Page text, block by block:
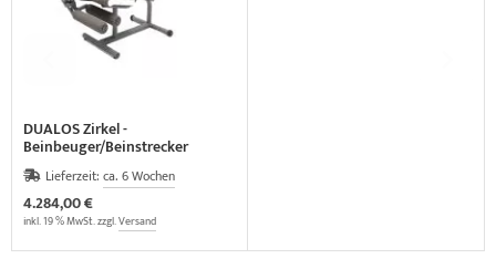
DUALOS Zirkel -
Beinbeuger/Beinstrecker
(VERSANDKOSTEN AUF
ANFRAGE)
Lieferzeit: ca. 6 Wochen
4.284,00 €
inkl. 19 % MwSt. zzgl.Versand